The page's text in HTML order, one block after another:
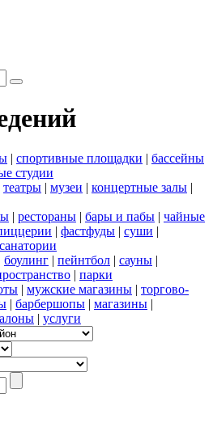
| спортивные площадки | бассейны
студии
театры | музеи | концертные залы |
| рестораны | бары и пабы | чайные
| фастфуды | суши |
санатории
боулинг | пейнтбол | сауны |
| парки
| мужские магазины | торгово-
| барбершопы | магазины |
| услуги